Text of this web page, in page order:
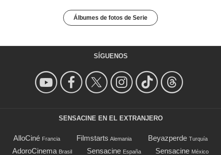
Álbumes de fotos de Serie
SÍGUENOS
SENSACINE EN EL EXTRANJERO
AlloCiné Francia Filmstarts Alemania Beyazperde Turquía
AdoroCinema Brasil Sensacine España Sensacine México